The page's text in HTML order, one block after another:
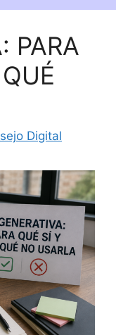
PARA
Digital